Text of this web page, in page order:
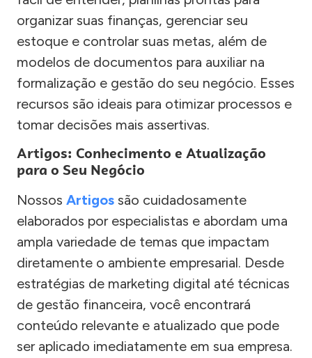
organizar suas finanças, gerenciar seu
estoque e controlar suas metas, além de
modelos de documentos para auxiliar na
formalização e gestão do seu negócio. Esses
recursos são ideais para otimizar processos e
tomar decisões mais assertivas.
Artigos: Conhecimento e Atualização
para o Seu Negócio
Nossos Artigos são cuidadosamente
elaborados por especialistas e abordam uma
ampla variedade de temas que impactam
diretamente o ambiente empresarial. Desde
estratégias de marketing digital até técnicas
de gestão financeira, você encontrará
conteúdo relevante e atualizado que pode
ser aplicado imediatamente em sua empresa.